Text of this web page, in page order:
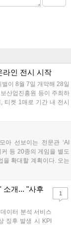
라인 전시 시작
이 8월 7일 개막해 28일
산업진흥원 등이 주최하
티켓 1매로 기간 내 전시
부문 등 다양한 인디게
규모로 열려 인디게임
아 선보이는 전문관 ‘AI
등 20종의 게임을 별도
을 확대할 계획이다. 오는
오픈 기념 이벤트도 진
새로운 경험을 제공할 것
소개... "사후
이터 분석 서비스
징후 발생 시 KPI
1